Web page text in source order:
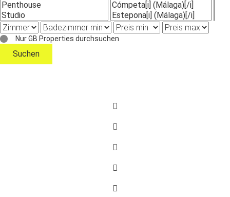
Nur GB Properties durchsuchen